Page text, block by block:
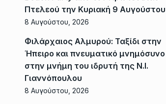
Πτελεού την Κυριακή 9 Αυγούστου
8 Αυγούστου, 2026
Φιλάρχαιος Αλμυρού: Ταξίδι στην
Ήπειρο και πνευματικό μνημόσυνο
στην μνήμη του ιδρυτή της Ν.Ι.
Γιαννόπουλου
8 Αυγούστου, 2026